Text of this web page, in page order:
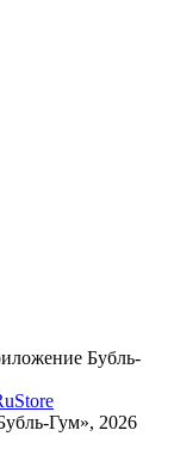
Бубль-
Гум», 2026